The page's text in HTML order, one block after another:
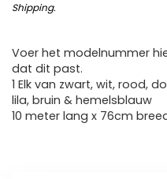
Shipping.
Voer het modelnummer
dat dit past.
1 Elk van zwart, wit, rood,
lila, bruin & hemelsblauw
10 meter lang x 76cm